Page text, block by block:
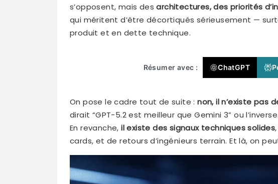
s’opposent, mais desarchitectures, des priorités
qui méritent d’être décortiqués sérieusement —
produit et en dette technique.
Résumer avec : ChatGPT
On pose le cadre tout de suite :non, il n’existe pas
dirait “GPT-5.2 est meilleur que Gemini 3” ou l’inverse.
En revanche,il existe des signaux techniques solides
cards, et de retours d’ingénieurs terrain. Et là, on